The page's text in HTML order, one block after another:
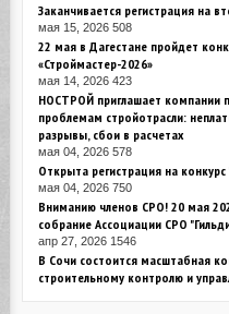
Заканчивается регистрация на
мая 15, 2026 508
22 мая в Дагестане пройдет
«Строймастер-2026»
мая 14, 2026 423
НОСТРОЙ приглашает компании
проблемам стройотрасли:
разрывы, сбои в расчетах
мая 04, 2026 578
Открыта регистрация на
мая 04, 2026 750
Вниманию членов СРО! 20 мая
собрание Ассоциации СРО
апр 27, 2026 1546
В Сочи состоится масштабная
строительному контролю и